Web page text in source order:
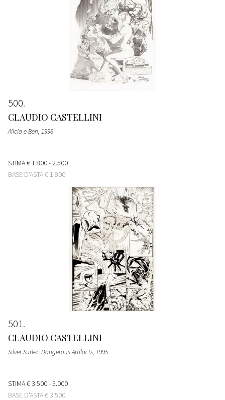
500
CLAUDIO CASTELLINI
Alicia e Ben, 1998
STIMA€ 1.800 - 2.500
BASE D'ASTA€ 1.800
501
CLAUDIO CASTELLINI
Silver Surfer: Dangerous Artifacts, 1995
STIMA€ 3.500 - 5.000
BASE D'ASTA€ 3.500